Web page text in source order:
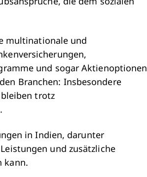
multinationale und
und sogar Aktienoptionen
Branchen: Insbesondere
trotz
in Indien, darunter
und zusätzliche
kann.